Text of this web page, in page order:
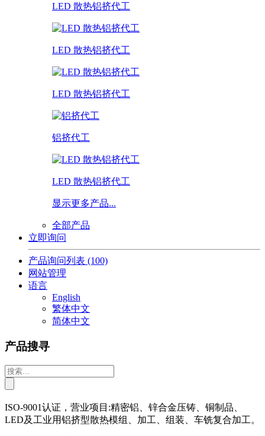
LED 散热铝挤代工
LED 散热铝挤代工
LED 散热铝挤代工
铝挤代工
LED 散热铝挤代工
显示更多产品...
全部产品
立即询问
产品询问列表 (100)
网站管理
语言
English
繁体中文
简体中文
产品搜寻
ISO-9001认证，营业项目:精密铝、锌合金压铸、铜制品、
LED及工业用铝挤型散热模组、加工、组装、车铣复合加工。